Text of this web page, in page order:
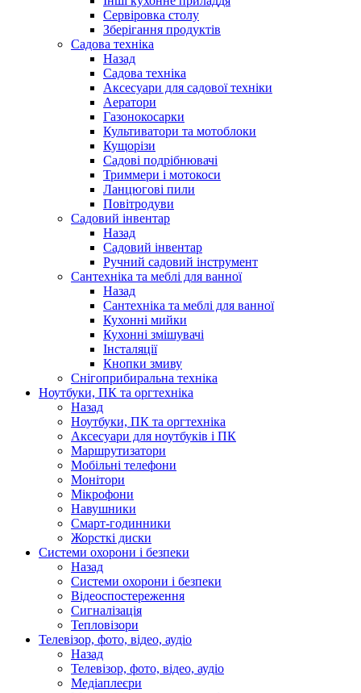
Сервіровка столу
Зберігання продуктів
Садова техніка
Назад
Садова техніка
Аксесуари для садової техніки
Аератори
Газонокосарки
Культиватори та мотоблоки
Кущорізи
Садові подрібнювачі
Триммери і мотокоси
Ланцюгові пили
Повітродуви
Садовий інвентар
Назад
Садовий інвентар
Ручний садовий інструмент
Сантехніка та меблі для ванної
Назад
Сантехніка та меблі для ванної
Кухонні мийки
Кухонні змішувачі
Інсталяції
Кнопки змиву
Снігоприбиральна техніка
Ноутбуки, ПК та оргтехніка
Назад
Ноутбуки, ПК та оргтехніка
Аксесуари для ноутбуків і ПК
Маршрутизатори
Мобільні телефони
Монітори
Мікрофони
Навушники
Смарт-годинники
Жорсткі диски
Системи охорони і безпеки
Назад
Системи охорони і безпеки
Відеоспостереження
Сигналізація
Тепловізори
Телевізор, фото, відео, аудіо
Назад
Телевізор, фото, відео, аудіо
Медіаплеєри